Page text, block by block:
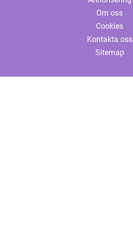
Om oss
Cookies
Kontakta oss
Sitemap